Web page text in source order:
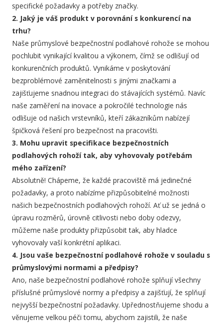
specifické požadavky a potřeby značky.
2. Jaký je váš produkt v porovnání s konkurencí na
trhu?
Naše průmyslové bezpečnostní podlahové rohože se mohou
pochlubit vynikající kvalitou a výkonem, čímž se odlišují od
konkurenčních produktů. Vynikáme v poskytování
bezproblémové zaměnitelnosti s jinými značkami a
zajišťujeme snadnou integraci do stávajících systémů. Navíc
naše zaměření na inovace a pokročilé technologie nás
odlišuje od našich vrstevníků, kteří zákazníkům nabízejí
špičková řešení pro bezpečnost na pracovišti.
3. Mohu upravit specifikace bezpečnostních
podlahových rohoží tak, aby vyhovovaly potřebám
mého zařízení?
Absolutně! Chápeme, že každé pracoviště má jedinečné
požadavky, a proto nabízíme přizpůsobitelné možnosti
našich bezpečnostních podlahových rohoží. Ať už se jedná o
úpravu rozměrů, úrovně citlivosti nebo doby odezvy,
můžeme naše produkty přizpůsobit tak, aby hladce
vyhovovaly vaší konkrétní aplikaci.
4. Jsou vaše bezpečnostní podlahové rohože v souladu s
průmyslovými normami a předpisy?
Ano, naše bezpečnostní podlahové rohože splňují všechny
příslušné průmyslové normy a předpisy a zajišťují, že splňují
nejvyšší bezpečnostní požadavky. Upřednostňujeme shodu a
věnujeme velkou péči tomu, abychom zajistili, že naše